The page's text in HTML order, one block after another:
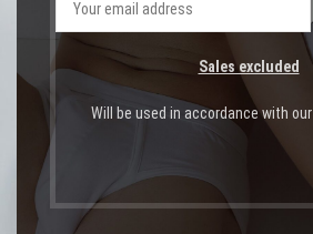
Sales excluded
Will be used in accordance with our